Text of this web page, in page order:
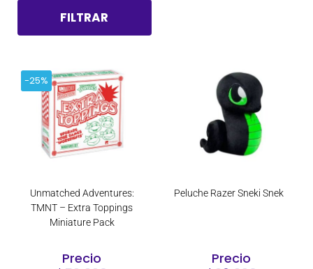
FILTRAR
-25%
Unmatched Adventures:
TMNT – Extra Toppings
Miniature Pack
Precio
Peluche Razer Sneki Snek
Precio